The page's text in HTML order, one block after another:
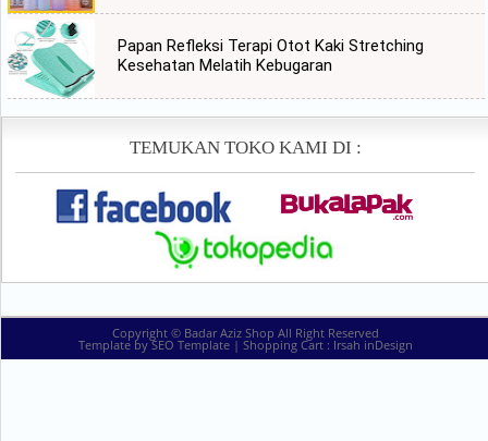
Papan Refleksi Terapi Otot Kaki Stretching
Kesehatan Melatih Kebugaran
TEMUKAN TOKO KAMI DI :
Copyright © Badar Aziz Shop All Right Reserved
Template bySEO Template| Shopping Cart : Irsah inDesign